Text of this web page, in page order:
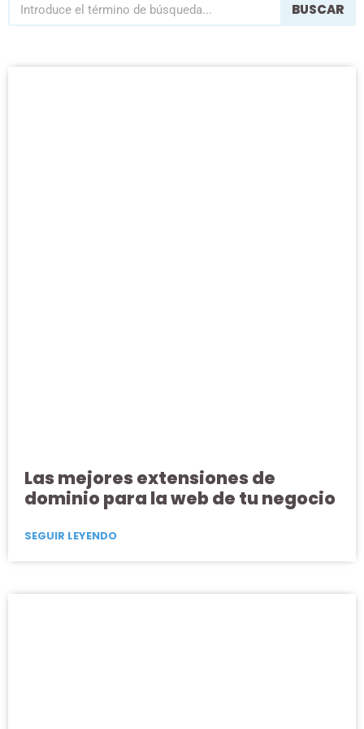
BUSCAR
Las mejores extensiones de
dominio para la web de tu negocio
SEGUIR LEYENDO